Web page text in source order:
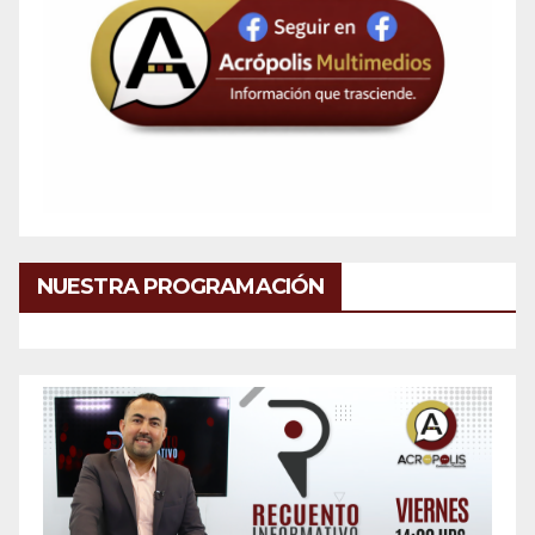
NUESTRA PROGRAMACIÓN